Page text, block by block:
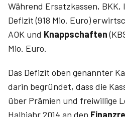
Während Ersatzkassen, BKK,
Defizit (918 Mio. Euro)
AOK und Knappschaften
Mio. Euro.
Das Defizit oben genannter
darin begründet, dass die
über Prämien und freiwillige
Halbjahr 2014 an den